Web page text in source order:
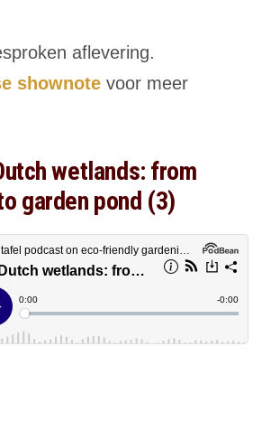
aflevering.
shownote voor meer
wetlands: from
garden pond (3)